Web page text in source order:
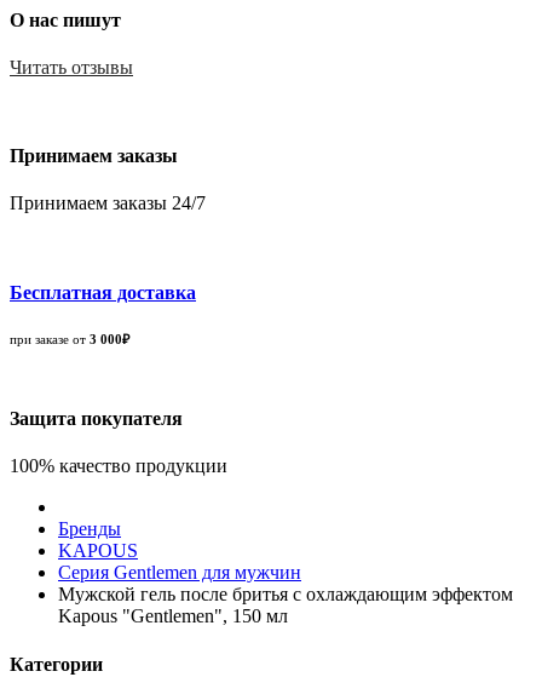
О нас пишут
Читать отзывы
Принимаем заказы
Принимаем заказы 24/7
Бесплатная доставка
при заказе от 3 000₽
Защита покупателя
100% качество продукции
Бренды
KAPOUS
Серия Gentlemen для мужчин
Мужской гель после бритья с охлаждающим эффектом
Kapous "Gentlemen", 150 мл
Категории